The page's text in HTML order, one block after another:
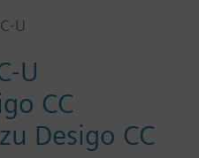
U
U
CC
Desigo CC